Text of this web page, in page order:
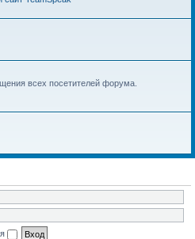
всех посетителей форума.